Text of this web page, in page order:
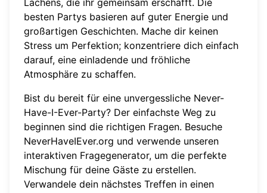
besten Partys basieren auf guter Energie und
großartigen Geschichten. Mache dir keinen
Stress um Perfektion; konzentriere dich einfach
darauf, eine einladende und fröhliche
Atmosphäre zu schaffen.
Bist du bereit für eine unvergessliche Never-
Have-I-Ever-Party? Der einfachste Weg zu
beginnen sind die richtigen Fragen. Besuche
NeverHaveIEver.org und verwende unseren
interaktiven Fragegenerator, um die perfekte
Mischung für deine Gäste zu erstellen.
Verwandele dein nächstes Treffen in einen